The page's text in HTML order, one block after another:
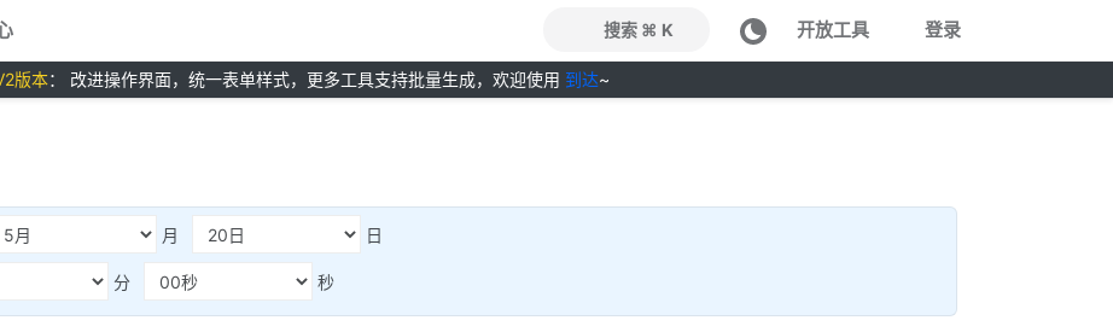
搜索 ⌘ K 开放工具 登录
版本： 改进操作界面，统一表单样式，更多工具支持批量生成，欢迎使用 到达~
月 日
分 秒